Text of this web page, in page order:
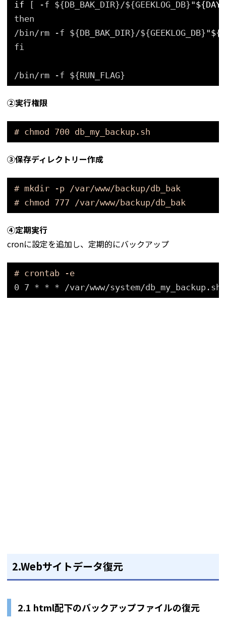
if [ -f ${DB_BAK_DIR}/${GEEKLOG_DB}
then
/bin/rm -f ${DB_BAK_DIR}/${GEEKLOG_DB}
fi
/bin/rm -f ${RUN_FLAG}
➁実行権限
# chmod 700 db_my_backup.sh
➂保存ディレクトリー作成
# mkdir -p /var/www/backup/db_bak
# chmod 777 /var/www/backup/db_bak
④定期実行
cronに設定を追加し、定期的にバックアップ
# crontab -e
0 7 * * * /var/www/system/db_my_backup
2.Webサイトデータ復元
2.1 html配下のバックアップファイルの復元